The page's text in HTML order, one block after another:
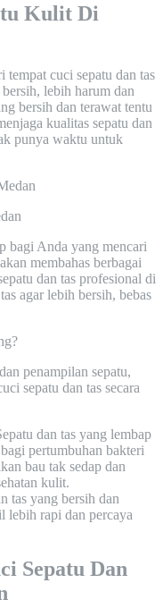
Kulit Di
tempat cuci sepatu dan tas
lebih harum dan
bersih dan terawat tentu
kualitas sepatu dan
punya waktu untuk
bagi Anda yang mencari
membahas berbagai
dan tas profesional di
agar lebih bersih, bebas
penampilan sepatu,
sepatu dan tas secara
dan tas yang lembap
pertumbuhan bakteri
bau tak sedap dan
kulit.
tas yang bersih dan
lebih rapi dan percaya
Sepatu Dan